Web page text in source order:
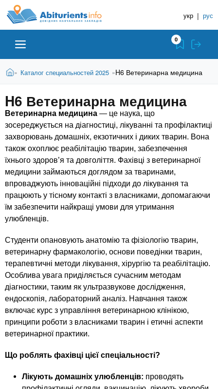
A
b
i
t
u
r
i
e
n
t
s
.
i
n
о
в
д
н
к
Н
а
в
ч
а
л
ь
н
и
х
з
а
к
л
а
д
і
укр | рус
Абітурієнту
ЗВО (ВНЗ)
Коледжі
Курси
Приватні школи
Онлайн курси
За кордоном
0
В
т
у
т
Головна
» Каталог специальностей 2025 »H6 Ветеринарна медицина
H6 Ветеринарна медицина
Ветеринарна медицина — це наука, що
зосереджується на діагностиці, лікуванні та профілактиці
захворювань домашніх, екзотичних і диких тварин. Вона
також охоплює реабілітацію тварин, забезпечення
їхнього здоров’я та довголіття. Фахівці з ветеринарної
медицини займаються доглядом за тваринами,
впроваджують інноваційні підходи до лікування та
працюють у тісному контакті з власниками, допомагаючи
їм забезпечити найкращі умови для утримання
улюбленців.
Студенти опановують анатомію та фізіологію тварин,
ветеринарну фармакологію, основи поведінки тварин,
терапевтичні методи лікування, хірургію та реабілітацію.
Особлива увага приділяється сучасним методам
діагностики, таким як ультразвукове дослідження,
ендоскопія, лабораторний аналіз. Навчання також
включає курс з управління ветеринарною клінікою,
принципи роботи з власниками тварин і етичні аспекти
ветеринарної практики.
Що роблять фахівці цієї спеціальності?
Лікують домашніх улюбленців: проводять